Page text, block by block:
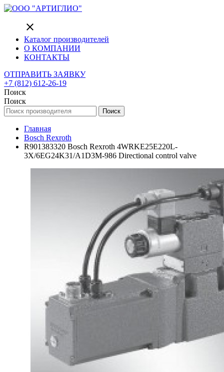
close
Каталог производителей
О КОМПАНИИ
КОНТАКТЫ
ОТПРАВИТЬ ЗАЯВКУ
+7 (812) 612-26-19
Поиск
Поиск
Поиск
Главная
Bosch Rexroth
R901383320 Bosch Rexroth 4WRKE25E220L-
3X/6EG24K31/A1D3M-986 Directional control valve